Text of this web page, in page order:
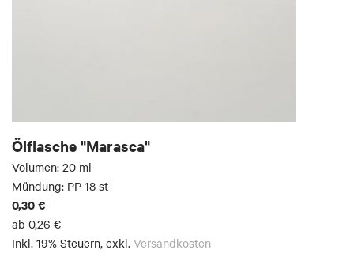
Ölflasche "Marasca"
Volumen: 20 ml
Mündung: PP 18 st
0,30 €
ab 0,26 €
Inkl. 19% Steuern, exkl. Versandkosten